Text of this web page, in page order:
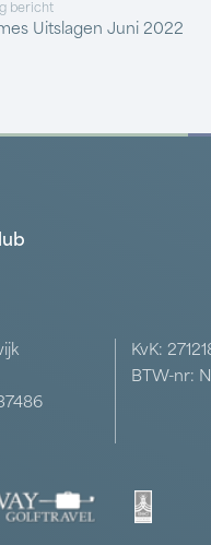
bericht
Uitslagen Juni 2022
KvK:
BTW-nr: